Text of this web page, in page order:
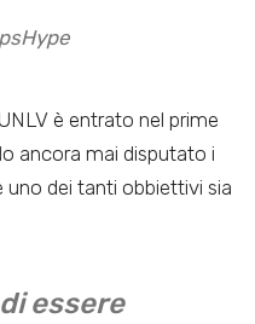
è entrato nel prime
ancora mai disputato i
dei tanti obbiettivi sia
essere